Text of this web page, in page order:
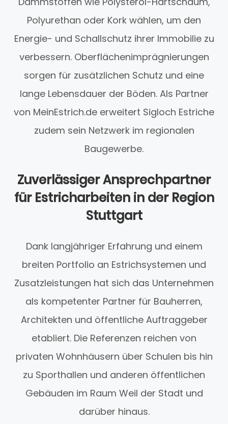
Polyurethan oder Kork wählen, um den
Energie- und Schallschutz ihrer Immobilie zu
verbessern. Oberflächenimprägnierungen
sorgen für zusätzlichen Schutz und eine
lange Lebensdauer der Böden. Als Partner
von MeinEstrich.de erweitert Sigloch Estriche
zudem sein Netzwerk im regionalen
Baugewerbe.
Zuverlässiger Ansprechpartner
für Estricharbeiten in der Region
Stuttgart
Dank langjähriger Erfahrung und einem
breiten Portfolio an Estrichsystemen und
Zusatzleistungen hat sich das Unternehmen
als kompetenter Partner für Bauherren,
Architekten und öffentliche Auftraggeber
etabliert. Die Referenzen reichen von
privaten Wohnhäusern über Schulen bis hin
zu Sporthallen und anderen öffentlichen
Gebäuden im Raum Weil der Stadt und
darüber hinaus.